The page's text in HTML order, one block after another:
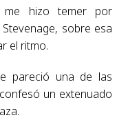
me hizo temer por
sobre esa
el ritmo.
pareció una de las
un extenuado